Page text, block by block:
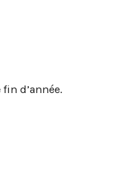
d’année.